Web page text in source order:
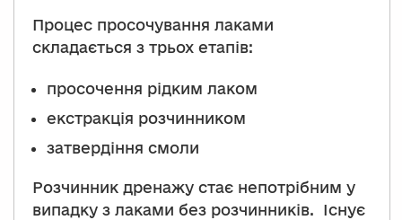
Процес просочування лаками
складається з трьох етапів:
просочення рідким лаком
екстракція розчинником
затвердіння смоли
Розчинник дренажу стає непотрібним у
випадку з лаками без розчинників. Існує